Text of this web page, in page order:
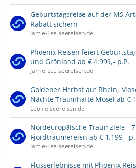
Geburtstagsreise auf der MS
Rabatt sichern
Jamie-Lee seereisen.de
Phoenix Reisen feiert
und Grönland ab € 4.999,- p.P.
Jamie-Lee seereisen.de
Goldener Herbst auf Rhein,
Nächte Traumhafte Mosel ab €
Leonie seereisen.de
Nordeuropäische Traumziele ­-
Fjordträumereien ab € 1.199,-
Jamie-Lee seereisen.de
Flusserlebnisse mit Phoenix